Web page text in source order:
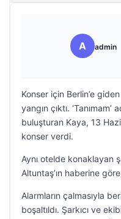
A admin
Konser için Berlin’e
yangın çıktı. ‘Tanımam’
buluşturan Kaya, 13
konser verdi.
Aynı otelde konaklayan
Altuntaş’ın haberine
Alarmların çalmasıyla
boşaltıldı. Şarkıcı ve